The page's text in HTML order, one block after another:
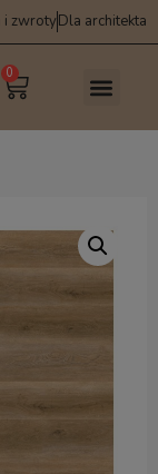
i zwrotyDla architekta
0